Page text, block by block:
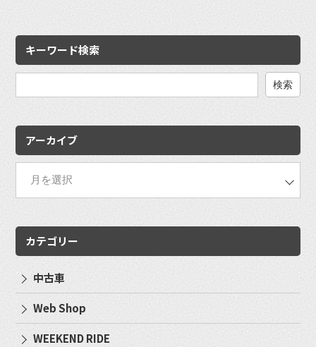
キーワード検索
アーカイブ
カテゴリー
中古車
Web Shop
WEEKEND RIDE